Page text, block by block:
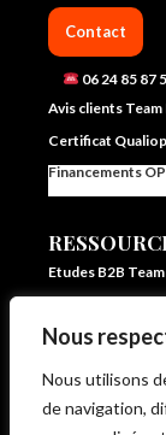
Nous
Nous utilisons
de navigation,
Contact
06 24 85 87
Avis clients Team
Certificat
Financements
Etudes B2B
Blog IA et vente
Livrets d’accueil
Règlement